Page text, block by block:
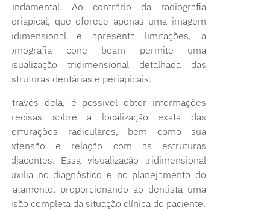
fundamental. Ao contrário da radiografia
periapical, que oferece apenas uma imagem
bidimensional e apresenta limitações, a
tomografia cone beam permite uma
visualização tridimensional detalhada das
estruturas dentárias e periapicais.
Através dela, é possível obter informações
precisas sobre a localização exata das
perfurações radiculares, bem como sua
extensão e relação com as estruturas
adjacentes. Essa visualização tridimensional
auxilia no diagnóstico e no planejamento do
tratamento, proporcionando ao dentista uma
visão completa da situação clínica do paciente.